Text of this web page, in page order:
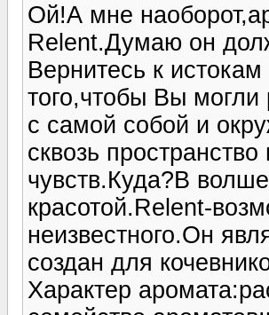
Ой!А мне
Relent.Думаю он
Вернитесь к
того,чтобы Вы могли
с самой собой и
сквозь
чувств.Куда?В
красотой.Relent-
неизвестного.Он
создан для
Характер